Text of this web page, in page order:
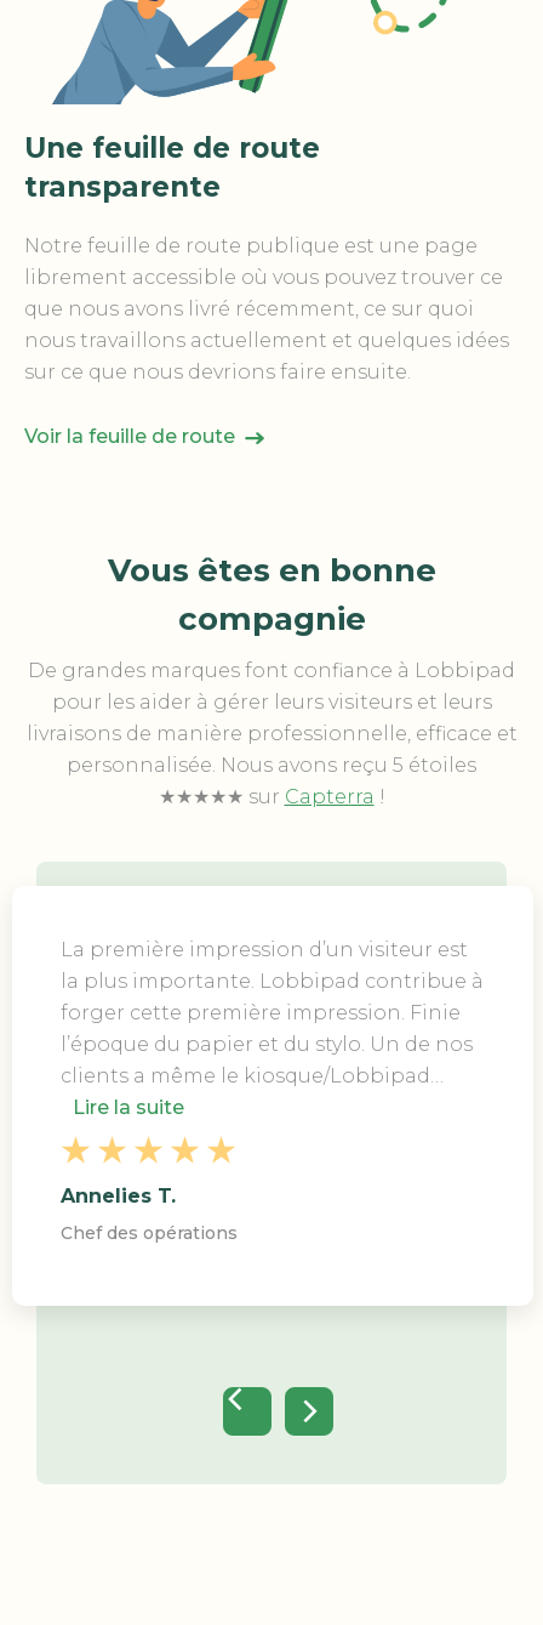
Une feuille de route
transparente
Notre feuille de route publique est une page
librement accessible où vous pouvez trouver ce
que nous avons livré récemment, ce sur quoi
nous travaillons actuellement et quelques idées
sur ce que nous devrions faire ensuite.
Voir la feuille de route
Vous êtes en bonne
compagnie
De grandes marques font confiance à Lobbipad
pour les aider à gérer leurs visiteurs et leurs
livraisons de manière professionnelle, efficace et
personnalisée. Nous avons reçu 5 étoiles
★★★★★ sur Capterra !
La première impression d’un visiteur est
la plus importante. Lobbipad contribue à
forger cette première impression. Finie
l’époque du papier et du stylo. Un de nos
clients a même le kiosque/Lobbipad…
Lire la suite
Annelies T.
Chef des opérations